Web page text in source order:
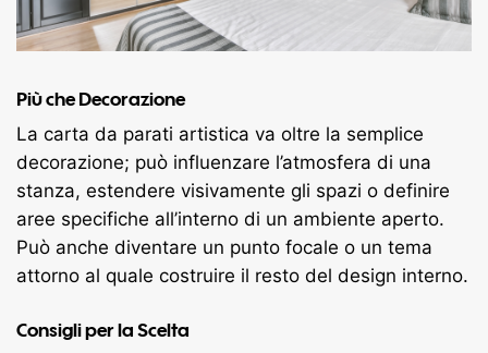
Più che Decorazione
La carta da parati artistica va oltre la semplice
decorazione; può influenzare l’atmosfera di una
stanza, estendere visivamente gli spazi o definire
aree specifiche all’interno di un ambiente aperto.
Può anche diventare un punto focale o un tema
attorno al quale costruire il resto del design interno.
Consigli per la Scelta